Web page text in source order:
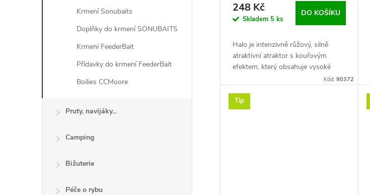
Krmení Sonubaits
Doplňky do krmení SONUBAITS
Krmení FeederBait
Přídavky do krmení FeederBait
Boilies CCMoore
Pruty, navijáky...
Camping
Bižuterie
Péče o rybu
u
k
248 Kč
Skladem 5 ks
DO KOŠÍKU
Halo je intenzivně růžový, silně
atraktivní atraktor s kouřovým
efektem, který obsahuje vysoké
množství naší tajné aromatickéKód:90372
Tip